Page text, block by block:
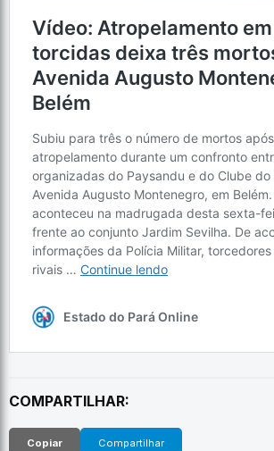
COMPARTILHAR:
Copiar Compartilhar